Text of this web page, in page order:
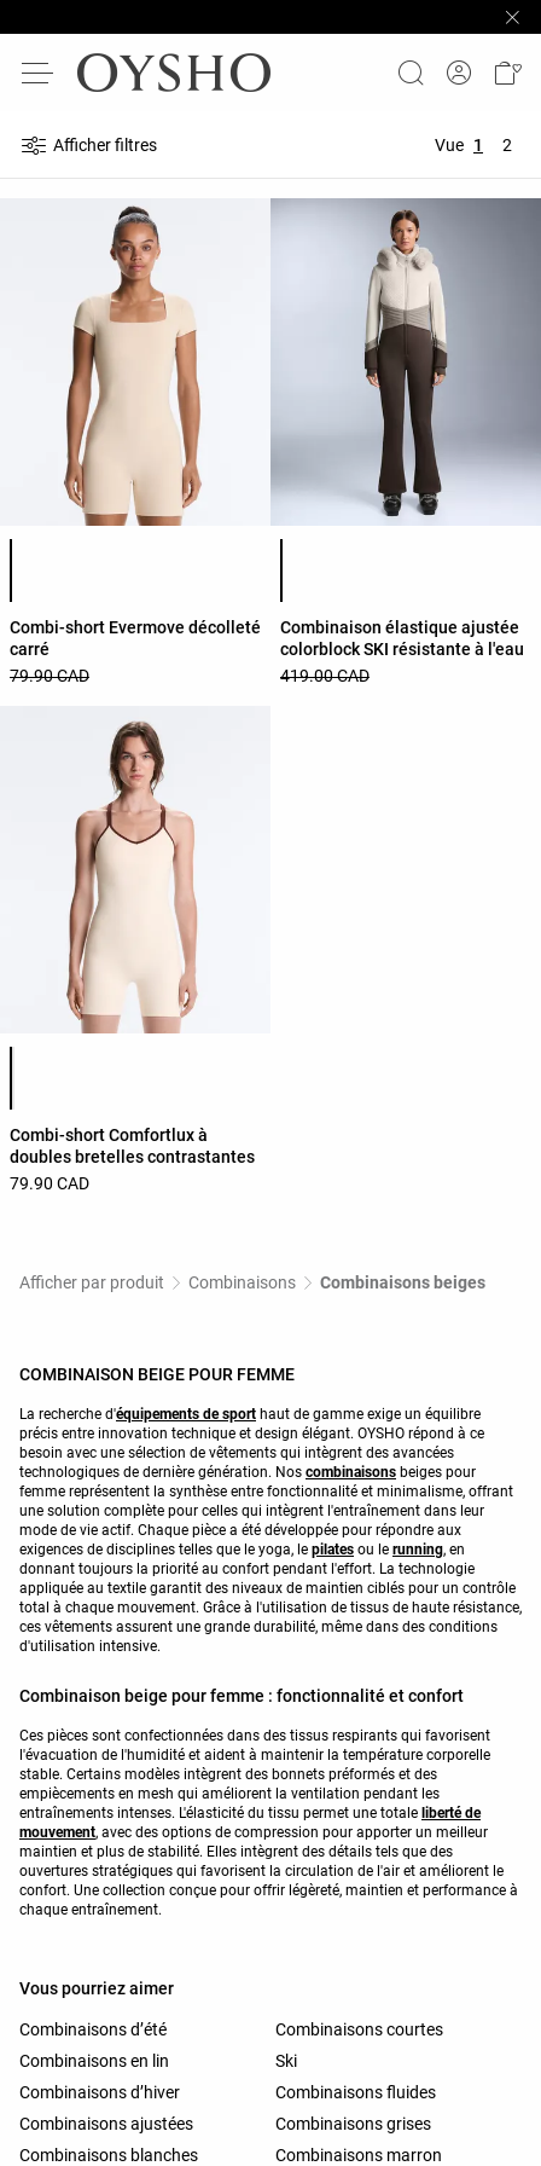
Afficher filtres Vue 1 2
Combi-short Evermove décolleté
carré
79.90 CAD
Combinaison élastique ajustée
colorblock SKI résistante à l'eau
419.00 CAD
Combi-short Comfortlux à
doubles bretelles contrastantes
79.90 CAD
Afficher par produit Combinaisons Combinaisons beiges
COMBINAISON BEIGE POUR FEMME
La recherche d'équipements de sport haut de gamme exige un équilibre
précis entre innovation technique et design élégant. OYSHO répond à ce
besoin avec une sélection de vêtements qui intègrent des avancées
technologiques de dernière génération. Nos combinaisons beiges pour
femme représentent la synthèse entre fonctionnalité et minimalisme, offrant
une solution complète pour celles qui intègrent l'entraînement dans leur
mode de vie actif. Chaque pièce a été développée pour répondre aux
exigences de disciplines telles que le yoga, le pilates ou le running, en
donnant toujours la priorité au confort pendant l'effort. La technologie
appliquée au textile garantit des niveaux de maintien ciblés pour un contrôle
total à chaque mouvement. Grâce à l'utilisation de tissus de haute résistance,
ces vêtements assurent une grande durabilité, même dans des conditions
d'utilisation intensive.
Combinaison beige pour femme : fonctionnalité et confort
Ces pièces sont confectionnées dans des tissus respirants qui favorisent
l'évacuation de l'humidité et aident à maintenir la température corporelle
stable. Certains modèles intègrent des bonnets préformés et des
empiècements en mesh qui améliorent la ventilation pendant les
entraînements intenses. L'élasticité du tissu permet une totale liberté de
mouvement, avec des options de compression pour apporter un meilleur
maintien et plus de stabilité. Elles intègrent des détails tels que des
ouvertures stratégiques qui favorisent la circulation de l'air et améliorent le
confort. Une collection conçue pour offrir légèreté, maintien et performance à
chaque entraînement.
Vous pourriez aimer
Combinaisons d’été
Combinaisons courtes
Combinaisons en lin
Ski
Combinaisons d’hiver
Combinaisons fluides
Combinaisons ajustées
Combinaisons grises
Combinaisons blanches
Combinaisons marron